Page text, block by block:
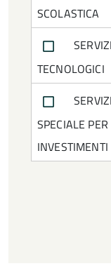
SCOLASTICA
TECNOLOGICI
SPECIALE
INVESTIMENTI